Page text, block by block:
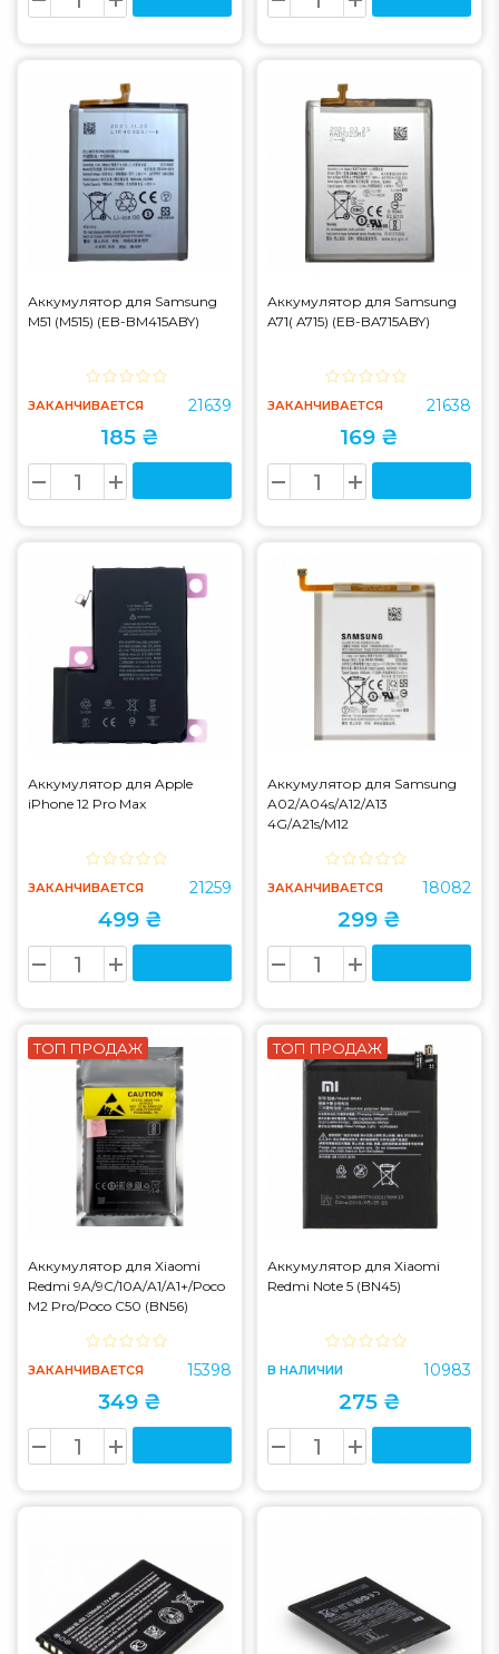
Аккумулятор для Samsung
M51 (M515) (EB-BM415ABY)
ЗАКАНЧИВАЕТСЯ 21639
185 ₴
Аккумулятор для Samsung
A71( A715) (EB-BA715ABY)
ЗАКАНЧИВАЕТСЯ 21638
169 ₴
Аккумулятор для Apple
iPhone 12 Pro Max
ЗАКАНЧИВАЕТСЯ 21259
499 ₴
Аккумулятор для Samsung
A02/A04s/A12/A13
4G/A21s/M12
(HB-BA217ABY)
ЗАКАНЧИВАЕТСЯ 18082
299 ₴
ТОП ПРОДАЖ
Аккумулятор для Xiaomi
Redmi 9A/9C/10A/A1/A1+/Poco
M2 Pro/Poco C50 (BN56)
ЗАКАНЧИВАЕТСЯ 15398
349 ₴
ТОП ПРОДАЖ
Аккумулятор для Xiaomi
Redmi Note 5 (BN45)
В НАЛИЧИИ 10983
275 ₴